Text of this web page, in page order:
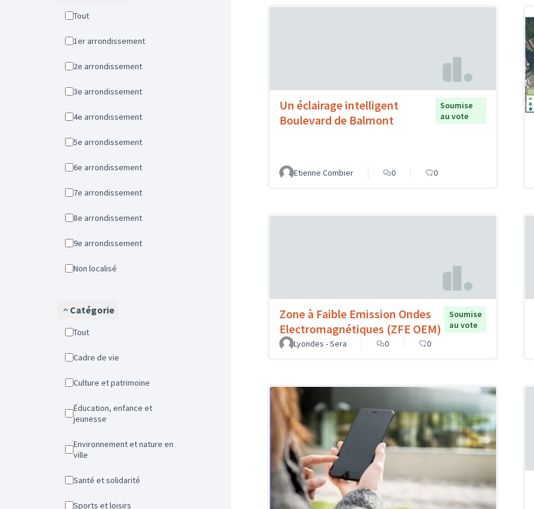
Tout
1er arrondissement
2e arrondissement
3e arrondissement
4e arrondissement
5e arrondissement
6e arrondissement
7e arrondissement
8e arrondissement
9e arrondissement
Non localisé
Catégorie
Tout
Cadre de vie
Culture et patrimoine
Éducation, enfance et
jeunesse
Environnement et nature en
ville
Santé et solidarité
Sports et loisirs
Un éclairage intelligent
Boulevard de Balmont
Soumise
au vote
Etienne Combier 0 0
Zone à Faible Emission Ondes
Electromagnétiques (ZFE OEM)
Soumise
au vote
Lyondes - Sera
0 0